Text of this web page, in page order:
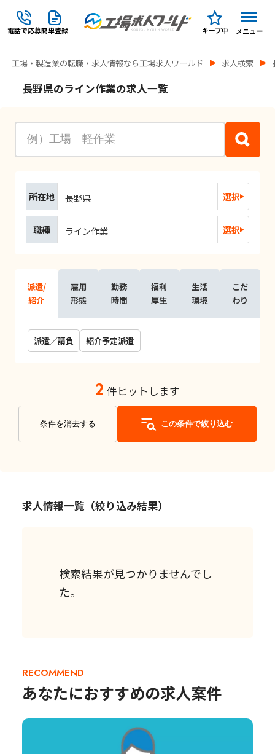
電話で応募簡単登録 キープ中 メニュー
工場・製造業の転職・求人情報なら工場求人ワールド 求人検索
長野県のライン作業の求人一覧
所在地 長野県 選択
職種 ライン作業 選択
派遣/
紹介
雇用
形態
勤務
時間
福利
厚生
生活
環境
こだ
わり
派遣／請負 紹介予定派遣
2 件ヒットします
条件を消去する この条件で絞り込む
求人情報一覧（絞り込み結果）
検索結果が見つかりませんでし
た。
RECOMMEND
あなたにおすすめの求人案件